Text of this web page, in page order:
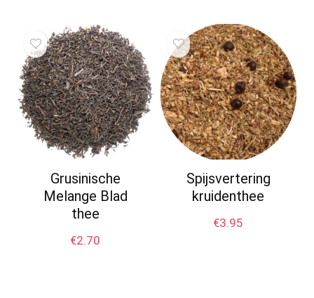
Grusinische
Melange Blad
thee
€2.70
Spijsvertering
kruidenthee
€3.95